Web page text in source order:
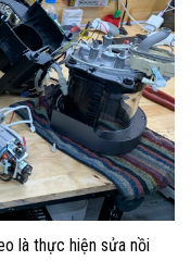
là thực hiện sửa nồi